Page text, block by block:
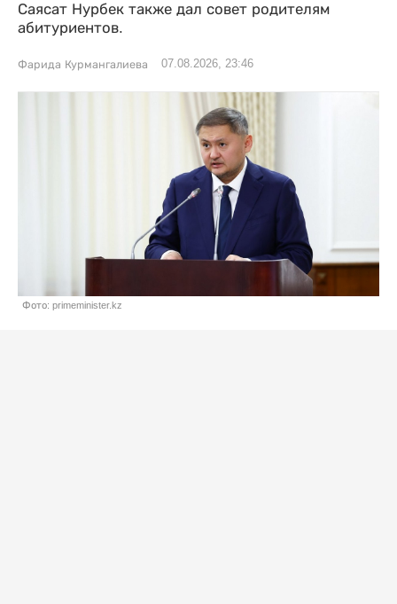
Саясат Нурбек также дал совет родителям
абитуриентов.
Фарида Курмангалиева 07.08.2026, 23:46
Фото: primeminister.kz